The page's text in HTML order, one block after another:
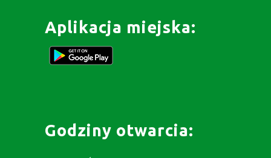
Aplikacja miejska:
Godziny otwarcia: